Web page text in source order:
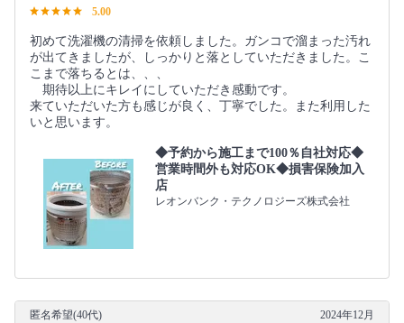
5.00
初めて洗濯機の清掃を依頼しました。ガンコで溜まった汚れ
が出てきましたが、しっかりと落としていただきました。こ
こまで落ちるとは、、、
期待以上にキレイにしていただき感動です。
来ていただいた方も感じが良く、丁寧でした。また利用した
いと思います。
◆予約から施工まで100％自社対応◆
営業時間外も対応OK◆損害保険加入
店
レオンバンク・テクノロジーズ株式会社
匿名希望(40代) 2024年12月